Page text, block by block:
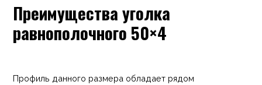
Преимущества уголка
равнополочного 50×4
Профиль данного размера обладает рядом